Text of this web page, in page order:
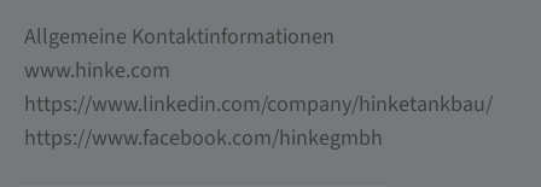
Allgemeine Kontaktinformationen
www.hinke.com
https://www.linkedin.com/company/hinketankbau/
https://www.facebook.com/hinkegmbh